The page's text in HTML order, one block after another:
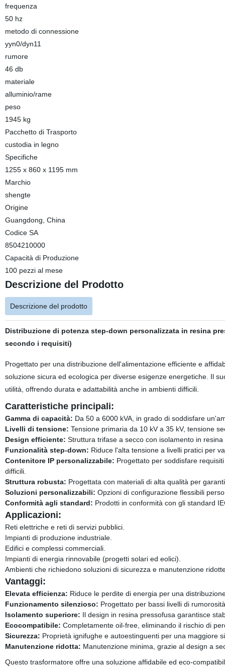
frequenza
50 hz
metodo di connessione
yyn0/dyn11
rumore
46 db
materiale
alluminio/rame
peso
1945 kg
Pacchetto di Trasporto
custodia in legno
Specifiche
1255 x 860 x 1195 mm
Marchio
shengte
Origine
Guangdong, China
Codice SA
8504210000
Capacità di Produzione
100 pezzi al mese
Descrizione del Prodotto
Descrizione del prodotto
Distribuzione di potenza step-down personalizzata in resina
secondo i requisiti)
Progettato per una distribuzione dell'alimentazione efficiente e
soluzione sicura ed ecologica per diverse esigenze energetiche. Il
utilità, offrendo durata e adattabilità anche in ambienti difficili.
Caratteristiche principali:
Gamma di capacità: Da 50 a 6000 kVA, in grado di soddisfare
Livelli di tensione: Tensione primaria da 10 kV a 35 kV, tensione
Design efficiente: Struttura trifase a secco con isolamento in
Funzionalità step-down: Riduce l'alta tensione a livelli pratici per
Contenitore IP personalizzabile: Progettato per soddisfare
difficili.
Struttura robusta: Progettata con materiali di alta qualità per
Soluzioni personalizzabili: Opzioni di configurazione flessibili
Conformità agli standard: Prodotti in conformità con gli standard
Applicazioni:
Reti elettriche e reti di servizi pubblici.
Impianti di produzione industriale.
Edifici e complessi commerciali.
Impianti di energia rinnovabile (progetti solari ed eolici).
Ambienti che richiedono soluzioni di sicurezza e manutenzione
Vantaggi:
Elevata efficienza: Riduce le perdite di energia per una
Funzionamento silenzioso: Progettato per bassi livelli di
Isolamento superiore: Il design in resina pressofusa garantisce
Ecocompatibile: Completamente oil-free, eliminando il rischio di
Sicurezza: Proprietà ignifughe e autoestinguenti per una maggiore
Manutenzione ridotta: Manutenzione minima, grazie al design a
Questo trasformatore offre una soluzione affidabile ed eco-